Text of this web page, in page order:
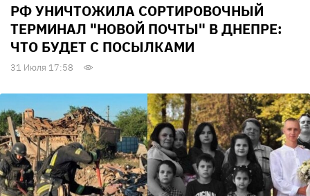
РФ УНИЧТОЖИЛА СОРТИРОВОЧНЫЙ
ТЕРМИНАЛ "НОВОЙ ПОЧТЫ" В ДНЕПРЕ:
ЧТО БУДЕТ С ПОСЫЛКАМИ
31 Июля 17:58